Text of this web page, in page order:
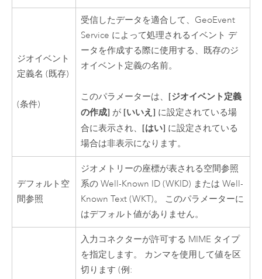
ジオイベント
定義名 (既存)
(条件)
受信したデータを適合して、GeoEvent
Service によって処理されるイベント デ
ータを作成する際に使用する、既存のジ
オイベント定義の名前。
このパラメーターは、 [ジオイベント定義
の作成] が [いいえ] に設定されている場
合に表示され、 [はい] に設定されている
場合は非表示になります。
デフォルト空
間参照
ジオメトリーの座標が表される空間参照
系の Well-Known ID (WKID) または Well-
Known Text (WKT)。 このパラメーターに
はデフォルト値がありません。
入力コネクターが許可する MIME タイプ
を指定します。 カンマを使用して値を区
切ります (例: